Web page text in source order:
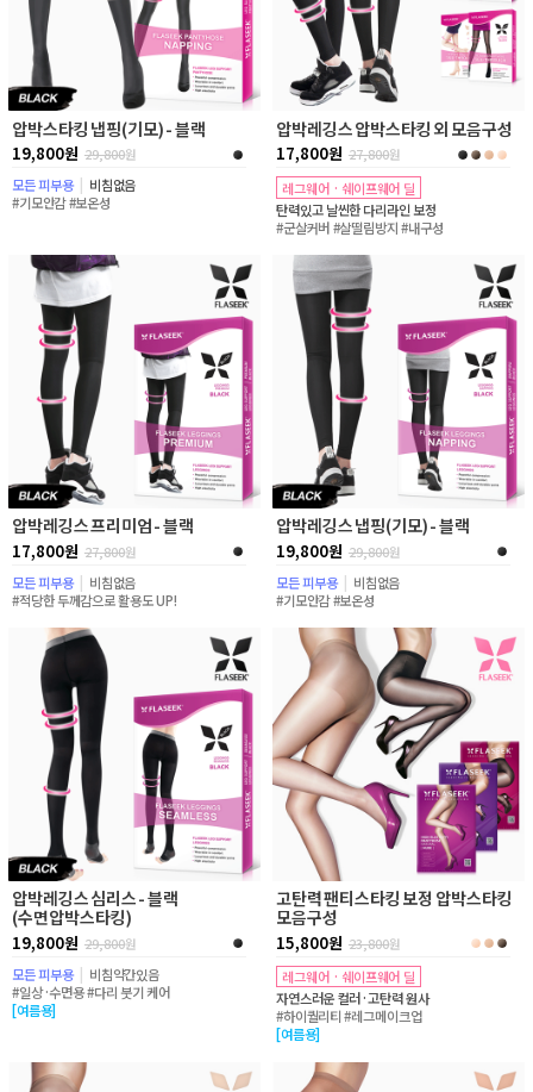
압박스타킹 냅핑(기모) - 블랙
19,800원 29,800원
모든 피부용
비침없음
#기모안감 #보온성
압박레깅스 압박스타킹 외 모음구성
17,800원 27,800원
레그웨어 · 쉐이프웨어 딜
탄력있고 날씬한 다리라인 보정
#군살커버 #살떨림방지 #내구성
압박레깅스 프리미엄 - 블랙
17,800원 27,800원
모든 피부용
비침없음
#적당한 두께감으로 활용도 UP!
압박레깅스 냅핑(기모) - 블랙
19,800원 29,800원
모든 피부용
비침없음
#기모안감 #보온성
압박레깅스 심리스 - 블랙
(수면압박스타킹)
19,800원 29,800원
모든 피부용
비침약간있음
#일상·수면용 #다리 붓기 케어
[여름용]
고탄력 팬티스타킹 보정 압박스타킹
모음구성
15,800원 23,800원
레그웨어 · 쉐이프웨어 딜
자연스러운 컬러·고탄력 원사
#하이퀄리티 #레그메이크업
[여름용]